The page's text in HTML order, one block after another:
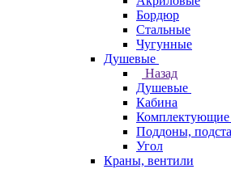
Бордюр
Стальные
Чугунные
Душевые
Назад
Душевые
Кабина
Поддоны,
Угол
Краны, вентили